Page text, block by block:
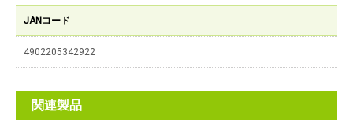
JANコード
4902205342922
関連製品